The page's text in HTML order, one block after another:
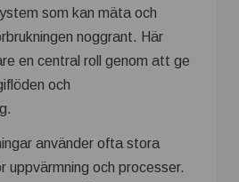
som kan mäta och
noggrant. Här
en central roll genom att ge
och
använder ofta stora
uppvärmning och processer.